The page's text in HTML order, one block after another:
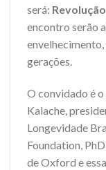
será:
encontro serão
gerações.
O convidado é
Kalache,
Longevidade
Foundation,
de Oxford e